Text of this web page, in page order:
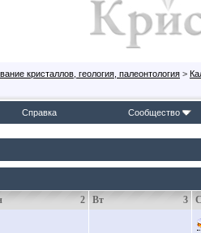
кристаллов, геология, палеонтология >
Справка Сообщество
2 3
Вт